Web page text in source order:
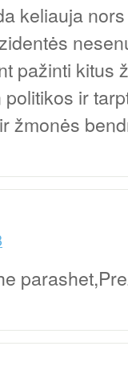
keliauja
pažinti kitus
ir
žmonės